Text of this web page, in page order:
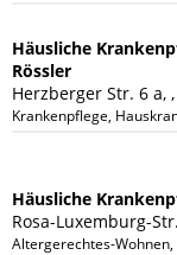
Häusliche
Rössler
Herzberger Str. 6 a,
Krankenpflege,
Häusliche
Rosa-Luxemburg-
Altergerechtes-